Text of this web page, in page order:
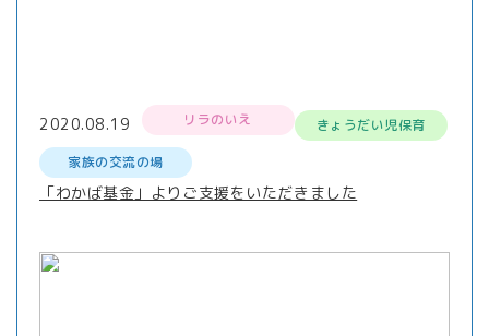
2020.08.19 リラのいえ
きょうだい児保育
家族の交流の場
「わかば基金」よりご支援をいただきました